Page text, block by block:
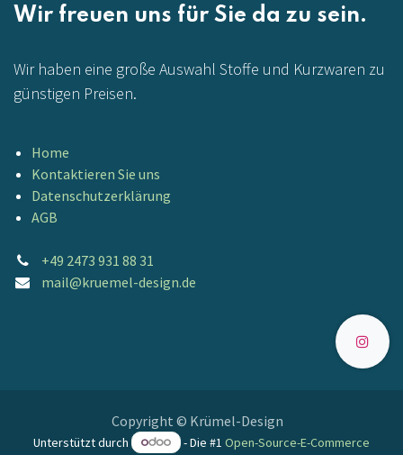
Wir freuen uns für Sie da zu sein.
Wir haben eine große Auswahl Stoffe und Kurzwaren zu
günstigen Preisen.
Home
Kontaktieren Sie uns
Datenschutzerklärung
AGB
+49 2473 931 88 31
mail@kruemel-design.de
Copyright © Krümel-Design
Unterstützt durch - Die #1 Open-Source-E-Commerce